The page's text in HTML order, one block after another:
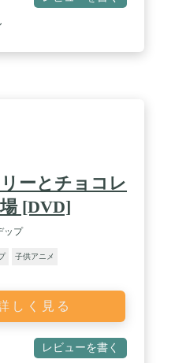
ーとチョコレ
[DVD]
ップ
子供アニメ
しく見る
レビューを書く